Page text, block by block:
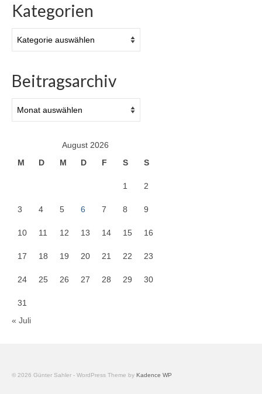
Kategorien
Beitragsarchiv
August 2026
M
D M D F S S
1 2
3 4 5 6 7 8 9
10 11 12 13 14 15 16
17 18 19 20 21 22 23
24 25 26 27 28 29 30
31
« Juli
© 2026 Günter Sahler - WordPress Theme by Kadence WP